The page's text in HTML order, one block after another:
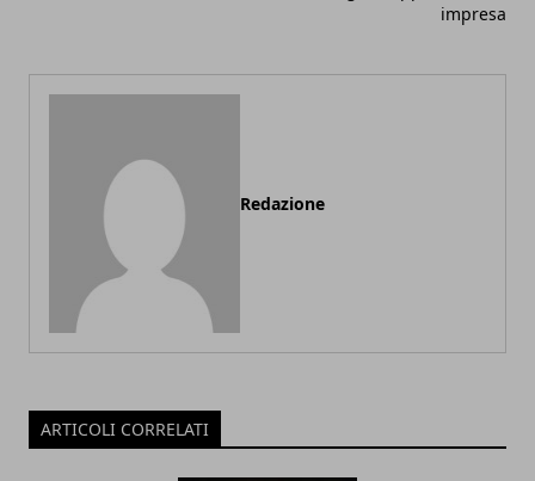
impresa
Redazione
ARTICOLI CORRELATI